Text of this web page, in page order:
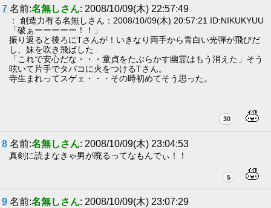
7 名前:名無しさん: 2008/10/09(木) 22:57:49
： 創造力有る名無しさん：2008/10/09(木) 20:57:21 ID:NIKUKYUU
「破ぁーーーーー！！」
振り返ると後ろにTさんが！いきなり両手から青白い光弾が飛びだ
し、妹を吹き飛ばした
「これで安心だな・・・童貞をたぶらかす幽霊はもう消えた」そう
呟いて片手でタバコに火をつけるTさん。
寺生まれってスゲェ・・・その時初めてそう思った。
30
8 名前:名無しさん: 2008/10/09(木) 23:04:53
真剣に読まなきゃ男が廃るってなもんでぃ！！
5
9 名前:名無しさん: 2008/10/09(木) 23:07:29